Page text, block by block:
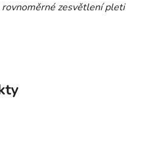
zesvětlení pleti